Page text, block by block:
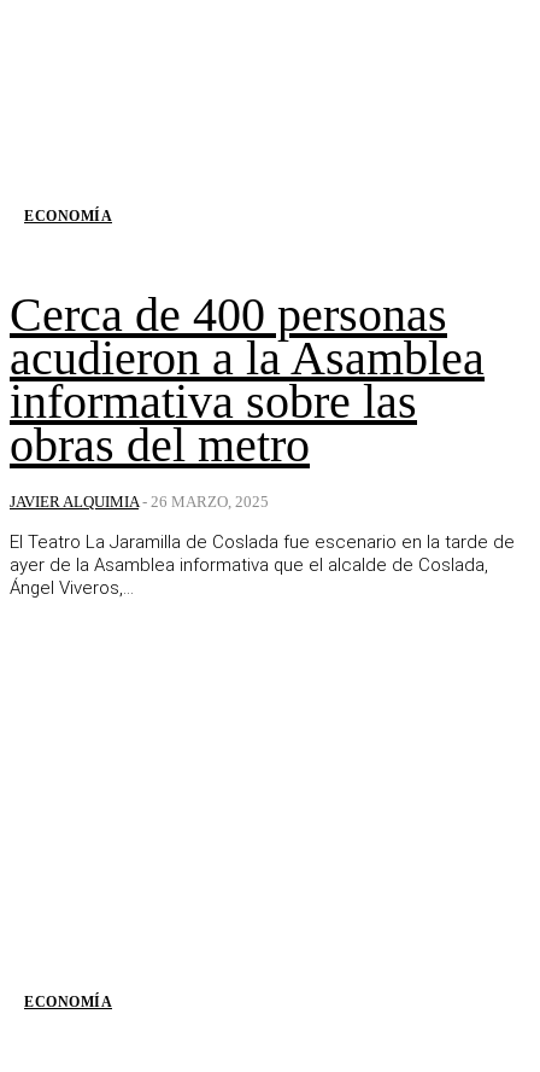
ECONOMÍA
Cerca de 400 personas
acudieron a la Asamblea
informativa sobre las
obras del metro
JAVIER ALQUIMIA - 26 MARZO, 2025
El Teatro La Jaramilla de Coslada fue escenario en la tarde de
ayer de la Asamblea informativa que el alcalde de Coslada,
Ángel Viveros,...
ECONOMÍA